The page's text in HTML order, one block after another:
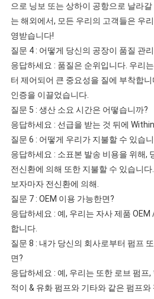
으로 닝보 또는 상하이 공항으로 날라
는 해외에서, 모든 우리의 고객들은 우
영받습니다!
질문 4 : 어떻게 당신의 공장이 품질 관
응답하세요 : 품질은 순위입니다. 우리
터 제어되어 큰 중요성을 질에 부착합
인증을 이끌었습니다.
질문 5 : 생산 소요 시간은 어떻습니까?
응답하세요 : 선급을 받는 것 뒤에
질문 6 : 어떻게 우리가 지불할 수 있습
응답하세요 : 소표본 발송 비용을 위해,
전신환에 의해 또한 지불할 수 있습니
보자마자 전신환에 의해.
질문 7 : OEM 이용 가능한면?
응답하세요 : 예, 우리는 자사 제품
합니다.
질문 8 : 내가 당신의 회사로부터 펌프
면?
응답하세요 : 예, 우리는 또한 로브 펌프
적이 & 유화 펌프와 기타와 같은 펌프